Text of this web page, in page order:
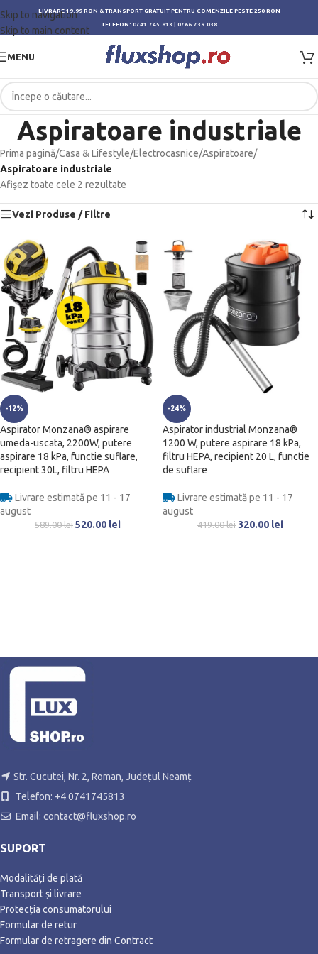
Skip to navigation
Skip to main content
LIVRARE 19.99 RON & TRANSPORT GRATUIT PENTRU COMENZILE PESTE 250 RON
TELEFON: 0741.745.813 0766.739.038
MENU
Aspiratoare industriale
Prima pagină/Casa & Lifestyle/Electrocasnice/Aspiratoare/
Aspiratoare industriale
Afișez toate cele 2 rezultate
Vezi Produse / Filtre
-12%
Aspirator Monzana® aspirare
umeda-uscata, 2200W, putere
aspirare 18 kPa, functie suflare,
recipient 30L, filtru HEPA
Livrare estimată pe 11 - 17
august
589.00lei 520.00 lei
-24%
Aspirator industrial Monzana®
1200 W, putere aspirare 18 kPa,
filtru HEPA, recipient 20 L, functie
de suflare
Livrare estimată pe 11 - 17
august
419.00lei 320.00 lei
Str. Cucutei, Nr. 2, Roman, Județul Neamț
Telefon: +4 0741745813
Email: contact@fluxshop.ro
SUPORT
Modalități de plată
Transport și livrare
Protecția consumatorului
Formular de retur
Formular de retragere din Contract